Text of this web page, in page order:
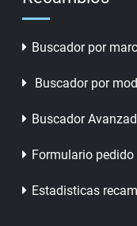
Buscador por
Buscador por
Buscador
Formulario pedido
Estadisticas